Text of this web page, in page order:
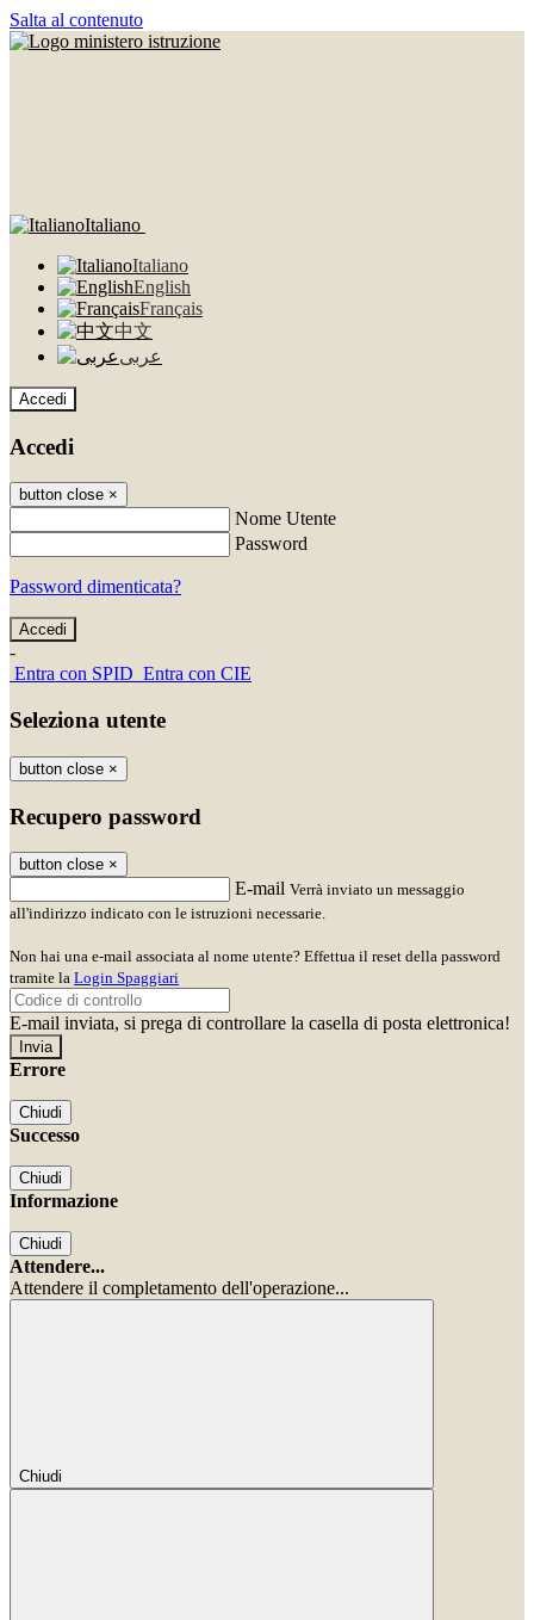
Salta al contenuto
Italiano
Italiano
English
Français
中文
عربى
Accedi
Accedi
button close ×
Nome Utente
Password
Password dimenticata?
-
Entra con SPID Entra con CIE
Seleziona utente
button close ×
Recupero password
button close ×
E-mail Verrà inviato un messaggio
all'indirizzo indicato con le istruzioni necessarie.
Non hai una e-mail associata al nome utente? Effettua il reset della password
tramite la Login Spaggiari
E-mail inviata, si prega di controllare la casella di posta elettronica!
Errore
Chiudi
Successo
Chiudi
Informazione
Chiudi
Attendere...
Attendere il completamento dell'operazione...
Chiudi